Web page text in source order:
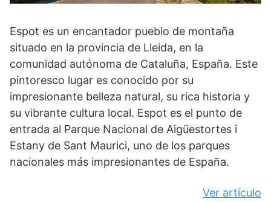
Espot es un encantador pueblo de montaña
situado en la provincia de Lleida, en la
comunidad autónoma de Cataluña, España. Este
pintoresco lugar es conocido por su
impresionante belleza natural, su rica historia y
su vibrante cultura local. Espot es el punto de
entrada al Parque Nacional de Aigüestortes i
Estany de Sant Maurici, uno de los parques
nacionales más impresionantes de España.
Ver artículo